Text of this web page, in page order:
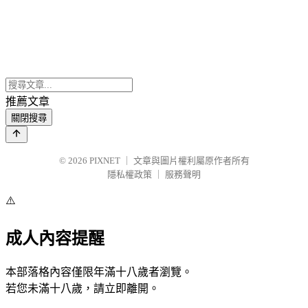
推薦文章
關閉搜尋
© 2026 PIXNET
文章與圖片權利屬原作者所有
隱私權政策
服務聲明
⚠️
成人內容提醒
本部落格內容僅限年滿十八歲者瀏覽。
若您未滿十八歲，請立即離開。